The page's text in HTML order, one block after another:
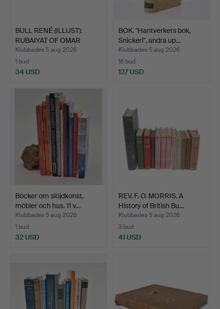
BULL RENÉ (ILLUST):
RUBAIYAT OF OMAR
KHAYY…
Klubbades 5 aug 2026
1 bud
34 USD
BOK. "Hantverkets bok,
Snickeri", andra up…
Klubbades 5 aug 2026
16 bud
127 USD
Böcker om slöjdkonst,
möbler och hus. 11 v…
Klubbades 5 aug 2026
1 bud
32 USD
REV. F. O. MORRIS. A
History of British Bu…
Klubbades 5 aug 2026
3 bud
41 USD